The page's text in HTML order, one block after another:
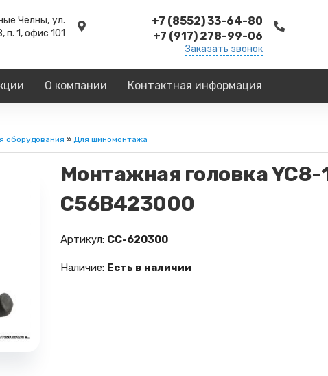
Челны, ул.
п. 1, офис 101
+7 (8552) 33-64-80
+7 (917) 278-99-06
Заказать звонок
О компании Контактная информация
оборудования » Для шиномонтажа
Монтажная головка
C56B423000
Артикул: СС-620300
Наличие: Есть в наличии